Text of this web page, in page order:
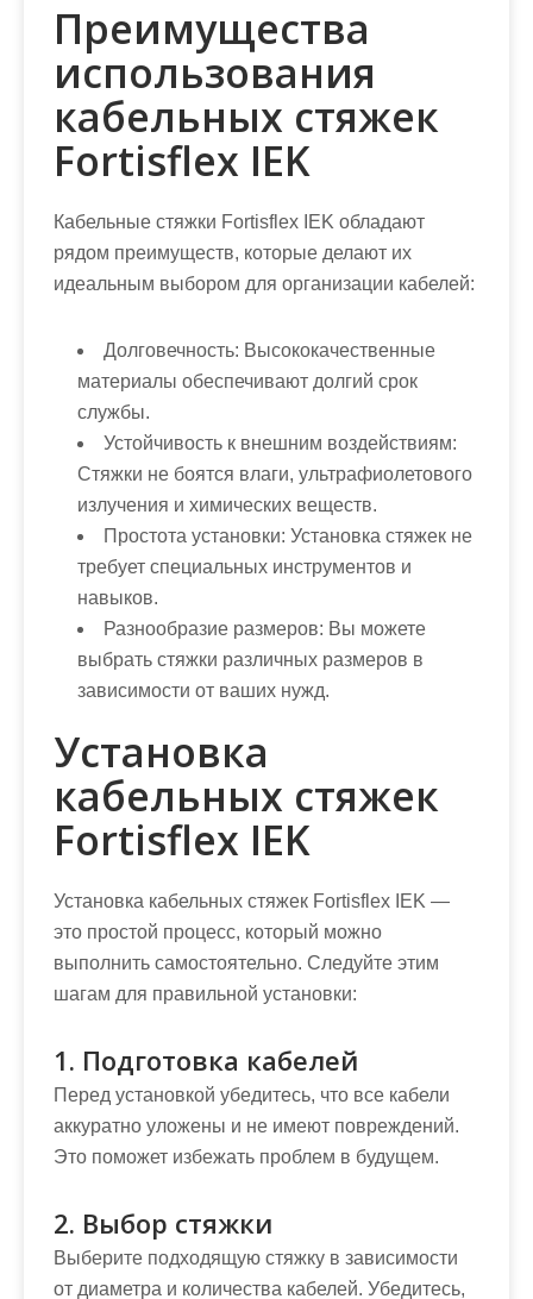
Преимущества
использования
кабельных стяжек
Fortisflex IEK
Кабельные стяжки Fortisflex IEK обладают
рядом преимуществ, которые делают их
идеальным выбором для организации кабелей:
Долговечность: Высококачественные
материалы обеспечивают долгий срок
службы.
Устойчивость к внешним воздействиям:
Стяжки не боятся влаги, ультрафиолетового
излучения и химических веществ.
Простота установки: Установка стяжек не
требует специальных инструментов и
навыков.
Разнообразие размеров: Вы можете
выбрать стяжки различных размеров в
зависимости от ваших нужд.
Установка
кабельных стяжек
Fortisflex IEK
Установка кабельных стяжек Fortisflex IEK —
это простой процесс, который можно
выполнить самостоятельно. Следуйте этим
шагам для правильной установки:
1. Подготовка кабелей
Перед установкой убедитесь, что все кабели
аккуратно уложены и не имеют повреждений.
Это поможет избежать проблем в будущем.
2. Выбор стяжки
Выберите подходящую стяжку в зависимости
от диаметра и количества кабелей. Убедитесь,